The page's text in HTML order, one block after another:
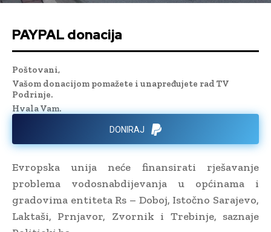
PAYPAL donacija
Poštovani,
Vašom donacijom pomažete i unapređujete rad TV
Podrinje.
Hvala Vam.
DONIRAJ
Evropska unija neće finansirati rješavanje
problema vodosnabdijevanja u općinama i
gradovima entiteta Rs – Doboj, Istočno Sarajevo,
Laktaši, Prnjavor, Zvornik i Trebinje, saznaje